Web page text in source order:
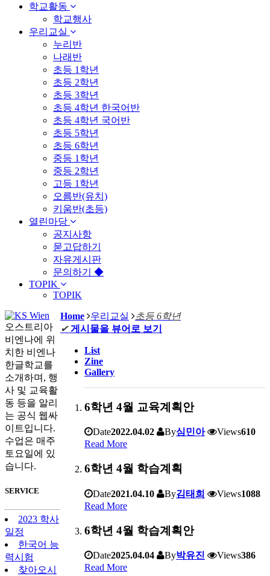
학교활동
학교행사
우리교실
누리반
나래반
초등 1학년
초등 2학년
초등 3학년
초등 4학년 한국어반
초등 4학년 국어반
초등 5학년
초등 6학년
중등 1학년
중등 2학년
고등 1학년
오름반(유치)
키움반(초등)
열린마당
공지사항
묻고답하기
자유게시판
문의하기 ◆
TOPIK
TOPIK
Home 우리교실
초등 6학년
✔ 게시물을 뷰어로 보기
List
Zine
Gallery
6학년 4월 교육계획안
Date2022.04.02 By심민아 Views610
Read More
6학년 4월 학습계획
Date2021.04.10 By김태희 Views1088
Read More
6학년 4월 학습계획안
Date2025.04.04 By박유진 Views386
Read More
오스트리아
비엔나에 위
치한 비엔나
한글학교를
소개하며, 행
사 및 교육활
동 등을 알리
는 공식 웹싸
이트입니다.
수업은 매주
토요일에 있
습니다.
SERVICE
2023 학사
일정
한국어 능
력시험
찾아오시